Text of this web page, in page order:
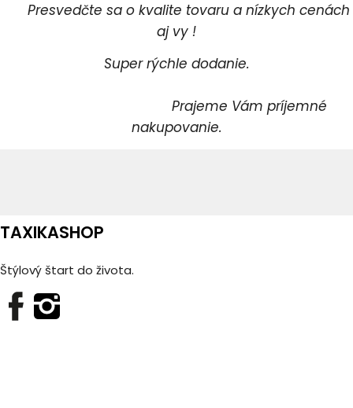
Presvedčte sa o kvalite tovaru a nízkych cenách
aj vy !
Super rýchle dodanie.
Prajeme Vám príjemné
nakupovanie.
TAXIKASHOP
Štýlový štart do života.